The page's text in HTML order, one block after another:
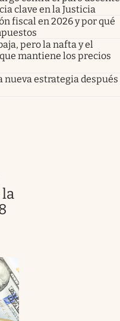
clave en la Justicia
fiscal en 2026 y por qué
pero la nafta y el
mantiene los precios
nueva estrategia después
la